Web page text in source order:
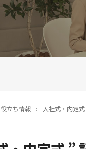
ハイブリッドイベント
ROYAL STUDIO（大阪
立ち情報 入社式・内定式